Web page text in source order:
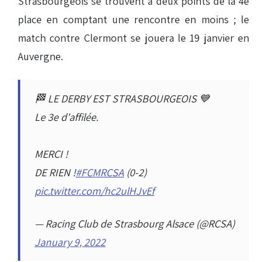
place en comptant une rencontre en moins ; le
match contre Clermont se jouera le 19 janvier en
Auvergne.
🏁 LE DERBY EST STRASBOURGEOIS 💙
Le 3e d'affilée.
MERCI !
DE RIEN !#FCMRCSA (0-2)
pic.twitter.com/hc2ulHJvEf
— Racing Club de Strasbourg Alsace (@RCSA)
January 9, 2022